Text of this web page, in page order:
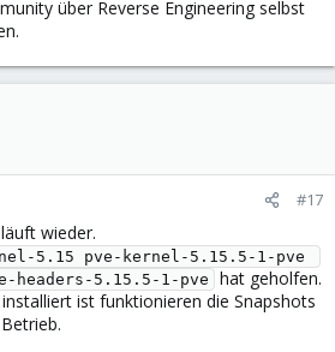
über Reverse Engineering selbst
#17
wieder.
5.15 pve-kernel-5.15.5-1-pve
headers-5.15.5-1-pve
hat geholfen.
ist funktionieren die Snapshots